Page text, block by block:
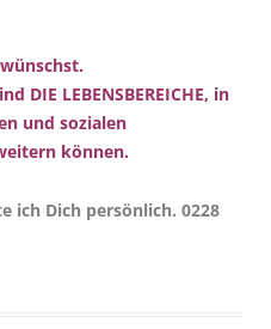
DIE LEBENSBEREICHE, in
und sozialen
können.
ich Dich persönlich. 0228